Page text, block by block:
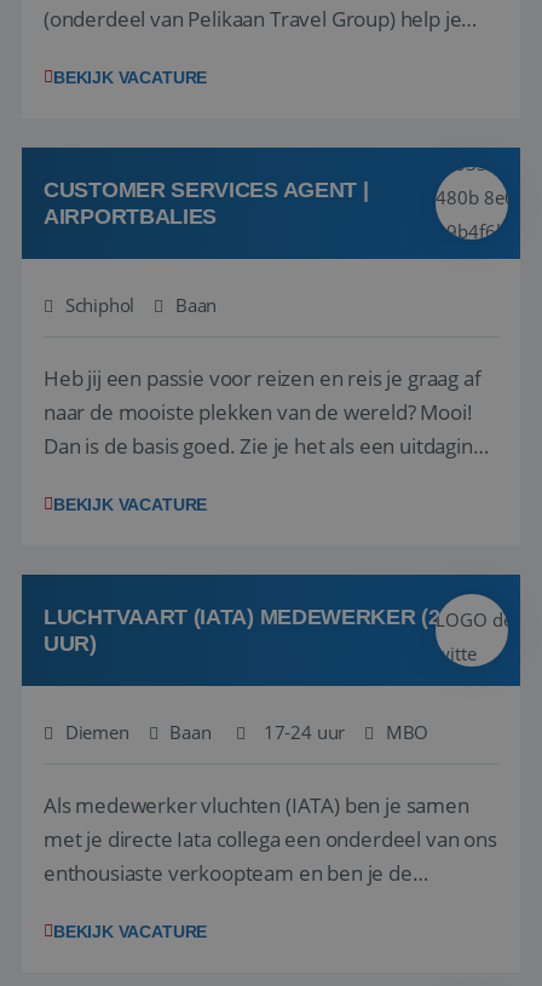
(onderdeel van Pelikaan Travel Group) help je
vinden. Samen maken we van elke reis een
hebt in de reisbranche of j...
BEKIJK VACATURE
CUSTOMER SERVICES AGENT |
AIRPORTBALIES
Schiphol Baan
Heb jij een passie voor reizen en reis je graag af
naar de mooiste plekken van de wereld? Mooi!
Dan is de basis goed. Zie je het als een uitdaging
het samenstellen en boeken van de perfecte
deze onderdelen zijn nu samen gevoegd...
BEKIJK VACATURE
LUCHTVAART (IATA) MEDEWERKER (24-32
UUR)
Diemen Baan 17-24 uur MBO
Als medewerker vluchten (IATA) ben je samen
met je directe Iata collega een onderdeel van ons
enthousiaste verkoopteam en ben je de
en tarieven waar je collega’s niet uitkomen.
BEKIJK VACATURE